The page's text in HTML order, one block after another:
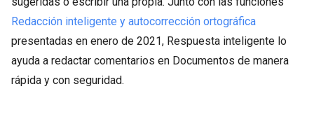
Redacción inteligente y autocorrección ortográfica
presentadas en enero de 2021, Respuesta inteligente lo
ayuda a redactar comentarios en Documentos de manera
rápida y con seguridad.